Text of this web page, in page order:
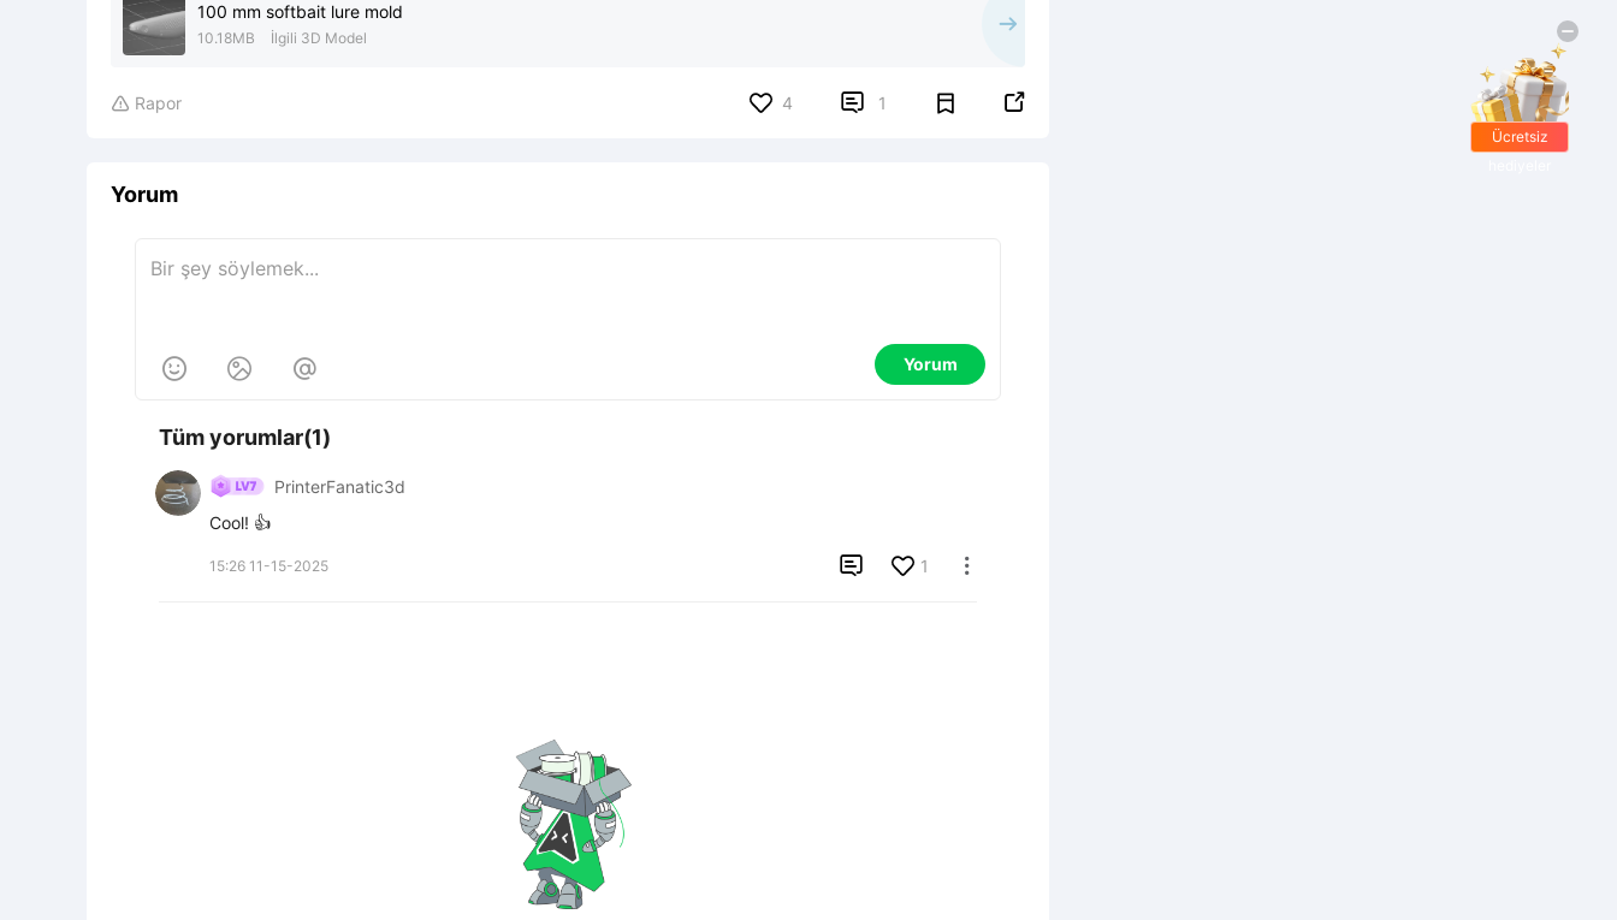
100 mm softbait lure mold
10.18MB İlgili 3D Model
 Rapor 4  1 
Yorum
   Yorum
Tüm yorumlar(1)
PrinterFanatic3d
Cool! 👍
15:26 11-15-2025  1 
Ücretsiz